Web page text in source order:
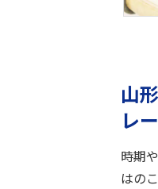
山
レ
時期
はの